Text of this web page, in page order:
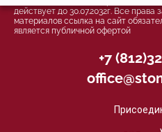
действует до 30.07.2032г. Все
материалов ссылка на сайт
является публичной офертой
+7
Аналитические/Функциональные